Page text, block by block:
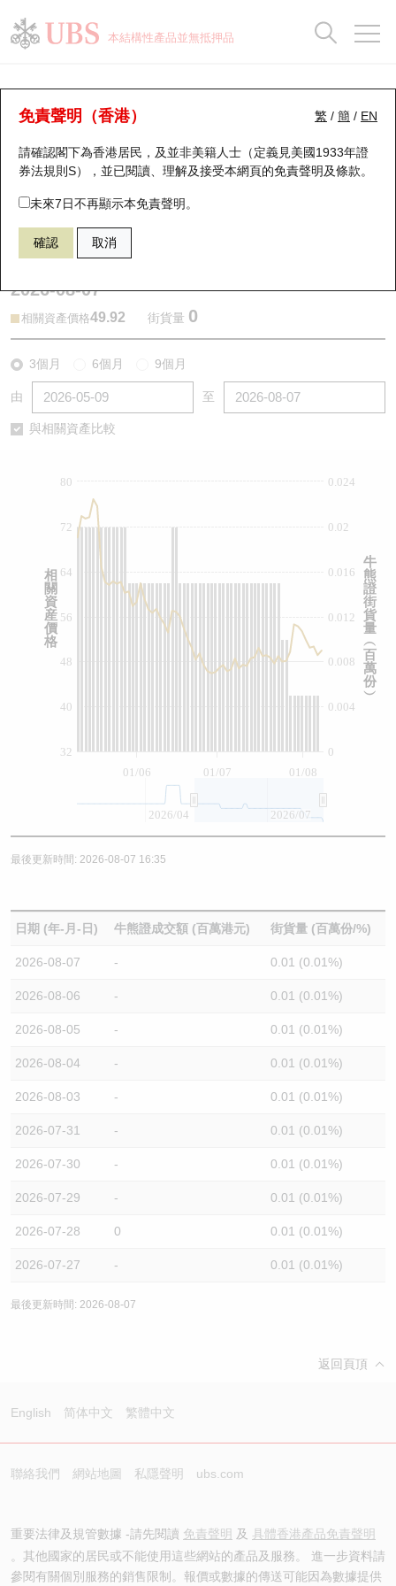
本結構性產品並無抵押品
繁 / 簡 / EN
免責聲明（香港）
請確認閣下為香港居民，及並非美籍人士（定義見美國1933年證
券法規則S），並已閱讀、理解及接受本網頁的免責聲明及條款。
未來7日不再顯示本免責聲明。
確認 取消
牛熊證分析儀
表現 街貨統計 比較
57806 瑞銀熊證 2015 理想汽車－Ｗ
2026-08-07
相關資產價格49.92 街貨量 0
3個月 6個月 9個月
由 至
與相關資產比較
01/07
01/06 01/08
0
0.004
0.008
0.012
0.016
0.02
0.024
48
72
32
40
56
64
80
2026/04 2026/07
牛
熊
證
街
貨
量
︵
百
萬
份
︶
相
關
資
産
價
格
最後更新時間: 2026-08-07 16:35
日期 (年-月-日) 牛熊證成交額 (百萬港元) 街貨量 (百萬份/%)
2026-08-07 - 0.01 (0.01%)
2026-08-06 - 0.01 (0.01%)
2026-08-05 - 0.01 (0.01%)
2026-08-04 - 0.01 (0.01%)
2026-08-03 - 0.01 (0.01%)
2026-07-31 - 0.01 (0.01%)
2026-07-30 - 0.01 (0.01%)
2026-07-29 - 0.01 (0.01%)
2026-07-28 0 0.01 (0.01%)
2026-07-27 - 0.01 (0.01%)
最後更新時間: 2026-08-07
返回頁頂
English 简体中文 繁體中文
聯絡我們 網站地圖 私隱聲明 ubs.com
重要法律及規管數據 -請先閱讀 免責聲明 及 具體香港產品免責聲明
。其他國家的居民或不能使用這些網站的產品及服務。 進一步資料請
參閱有關個別服務的銷售限制。報價或數據的傳送可能因為數據提供
瑞銀認股證一覽
新發行瑞銀認股證
即將到期認股證
認股證到期結算價查詢
認股證分析儀
認股證/牛熊證日誌
認股證文件及公告 (瑞信)
街貨統計
比較
牛熊全景快搜
牛熊證搜尋
牛熊證街貨分佈圖
正股牛熊證列表
新發行瑞銀牛熊證
牛熊證到期結算價查詢
牛熊證速算機
牛熊證文件及公告
牛熊證文件及公告 (瑞信)
街貨統計
比較
十大升幅/跌幅
十大認股證成交分佈
十天股證佔大市成交
資金流
街貨統計
正股分析儀
二十大活躍股份
恒指成份股
國指成份股
科指成份股
中資ETFs溢價比較
即市板塊表現
收市競價變化
持股比重
顯示所有持股比重
每月輪證大市專題
輪證專欄
講座及教育短片
認股證投資者教育
牛熊證投資者教育